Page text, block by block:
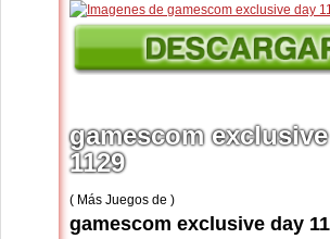
gamescom
1129
( Más Juegos de )
gamescom exclusive day